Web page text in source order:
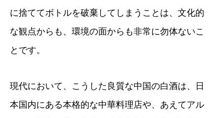
に捨ててボトルを破棄してしまうことは、文化的
な観点からも、環境の面からも非常に勿体ないこ
とです。
現代において、こうした良質な中国の白酒は、日
本国内にある本格的な中華料理店や、あえてアル